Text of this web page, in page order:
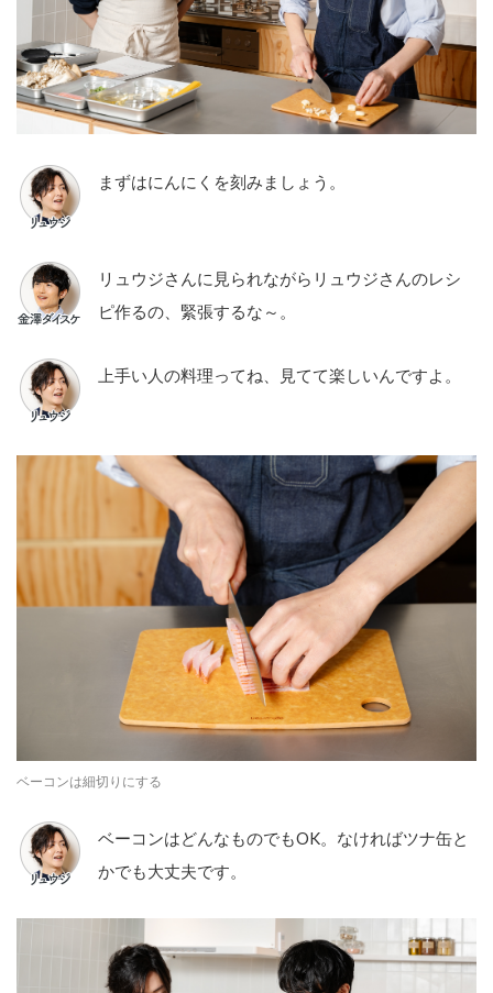
まずはにんにくを刻みましょう。
リュウジさんに見られながらリュウジさんのレシ
ピ作るの、緊張するな～。
上手い人の料理ってね、見てて楽しいんですよ。
ベーコンは細切りにする
ベーコンはどんなものでもOK。なければツナ缶と
かでも大丈夫です。